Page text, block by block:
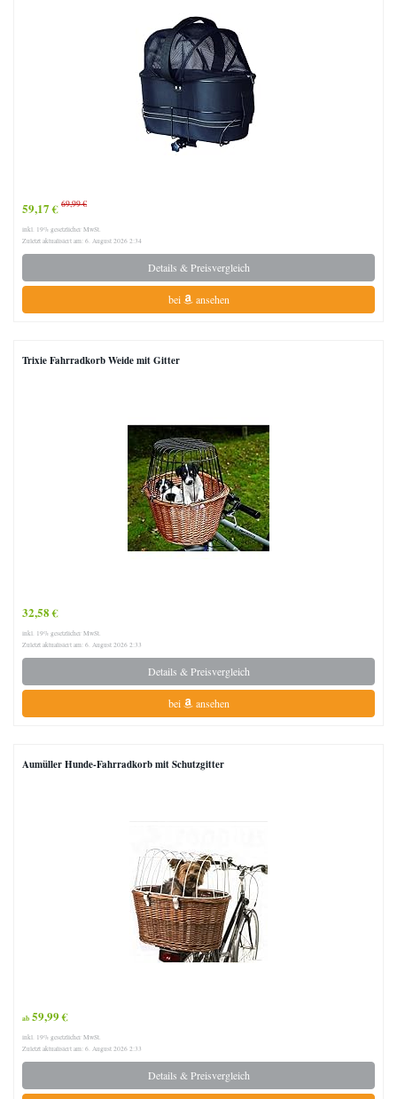
59,17 € 69,99 €
inkl. 19% gesetzlicher MwSt.
Zuletzt aktualisiert am: 6. August 2026 2:34
Details & Preisvergleich
bei ansehen
Trixie Fahrradkorb Weide mit Gitter
32,58 €
inkl. 19% gesetzlicher MwSt.
Zuletzt aktualisiert am: 6. August 2026 2:33
Details & Preisvergleich
bei ansehen
Aumüller Hunde-Fahrradkorb mit Schutzgitter
ab 59,99 €
inkl. 19% gesetzlicher MwSt.
Zuletzt aktualisiert am: 6. August 2026 2:33
Details & Preisvergleich